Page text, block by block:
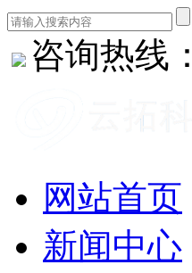
咨询热线
网站首页
新闻中心